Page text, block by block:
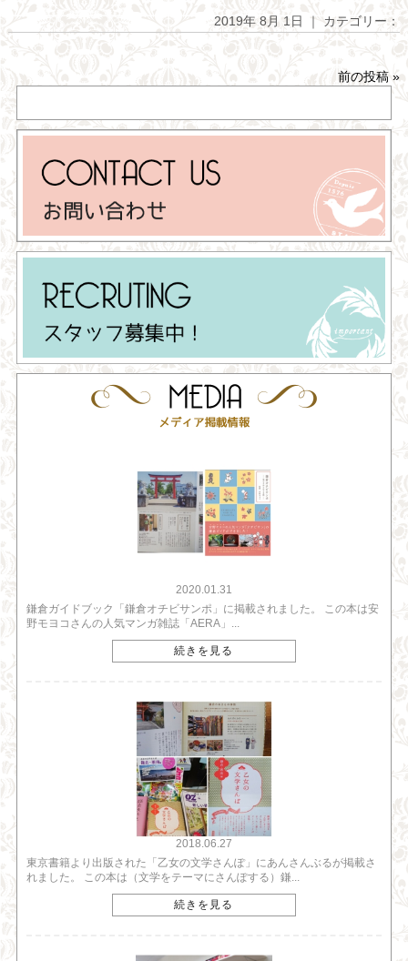
2019年 8月 1日 ｜ カテゴリー：
前の投稿 »
2020.01.31
鎌倉ガイドブック「鎌倉オチビサンポ」に掲載されました。 この本は安
野モヨコさんの人気マンガ雑誌「AERA」...
続きを見る
2018.06.27
東京書籍より出版された「乙女の文学さんぽ」にあんさんぶるが掲載さ
れました。 この本は（文学をテーマにさんぽする）鎌...
続きを見る